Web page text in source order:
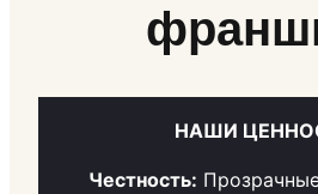
НАШИ
Честность: